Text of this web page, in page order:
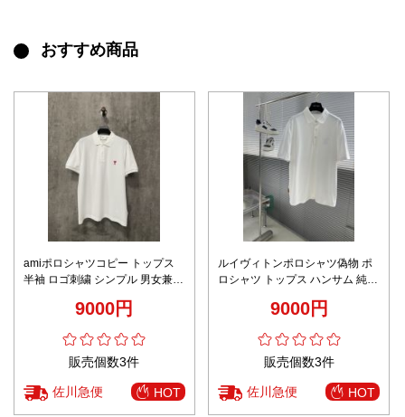
おすすめ商品
amiポロシャツコピー トップス
半袖 ロゴ刺繍 シンプル 男女兼用
9000円
販売個数3件
佐川急便 HOT
ルイヴィトンポロシャツ偽物 ポ
ロシャツ トップス ハンサム 純綿
9000円
販売個数3件
佐川急便 HOT